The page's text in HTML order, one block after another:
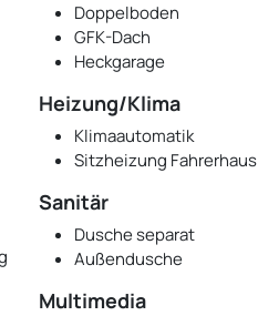
Doppelboden
GFK-Dach
Heckgarage
Heizung/Klima
Klimaautomatik
Sitzheizung Fahrerhaus
Sanitär
Dusche separat
Außendusche
Multimedia